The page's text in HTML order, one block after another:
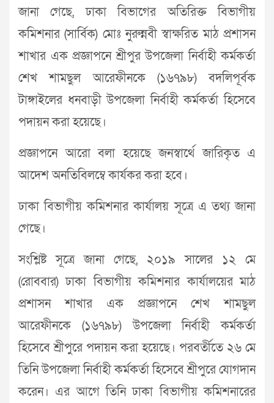
জানা গেছে, ঢাকা বিভাগের অতিরিক্ত বিভাগীয়
কমিশনার (সার্বিক) মোঃ নুরুন্নবী স্বাক্ষরিত মাঠ প্রশাসন
শাখার এক প্রজ্ঞাপনে শ্রীপুর উপজেলা নির্বাহী কর্মকর্তা
শেখ শামছুল আরেফীনকে (১৬৭৯৮) বদলিপূর্বক
টাঙ্গাইলের ধনবাড়ী উপজেলা নির্বাহী কর্মকর্তা হিসেবে
পদায়ন করা হয়েছে।
প্রজ্ঞাপনে আরো বলা হয়েছে জনস্বার্থে জারিকৃত এ
আদেশ অনতিবিলম্বে কার্যকর করা হবে।
ঢাকা বিভাগীয় কমিশনার কার্যালয় সূত্রে এ তথ্য জানা
গেছে।
সংশ্লিষ্ট সূত্রে জানা গেছে, ২০১৯ সালের ১২ মে
(রোববার) ঢাকা বিভাগীয় কমিশনার কার্যালয়ের মাঠ
প্রশাসন শাখার এক প্রজ্ঞাপনে শেখ শামছুল
আরেফীনকে (১৬৭৯৮) উপজেলা নির্বাহী কর্মকর্তা
হিসেবে শ্রীপুরে পদায়ন করা হয়েছে। পরবর্তীতে ২৬ মে
তিনি উপজেলা নির্বাহী কর্মকর্তা হিসেবে শ্রীপুরে যোগদান
করেন। এর আগে তিনি ঢাকা বিভাগীয় কমিশনারের